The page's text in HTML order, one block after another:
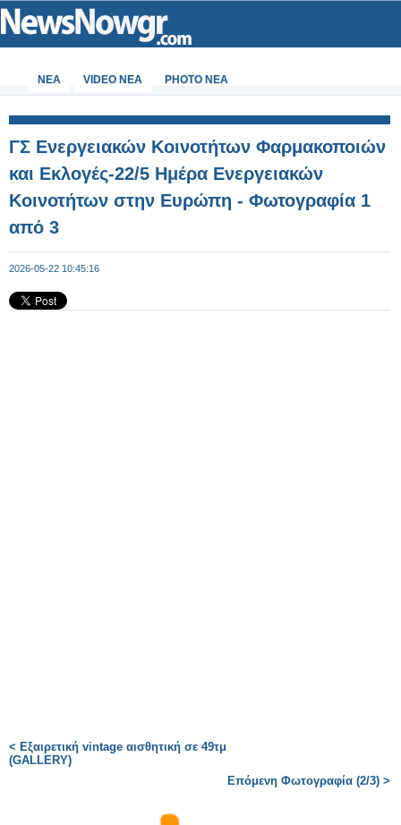
ΝΕΑ VIDEO NEA PHOTO NEA
ΓΣ Ενεργειακών Κοινοτήτων Φαρμακοποιών
και Εκλογές-22/5 Ημέρα Ενεργειακών
Κοινοτήτων στην Ευρώπη - Φωτογραφία 1
από 3
2026-05-22 10:45:16
< Εξαιρετική vintage αισθητική σε 49τμ
(GALLERY)
Επόμενη Φωτογραφία (2/3) >